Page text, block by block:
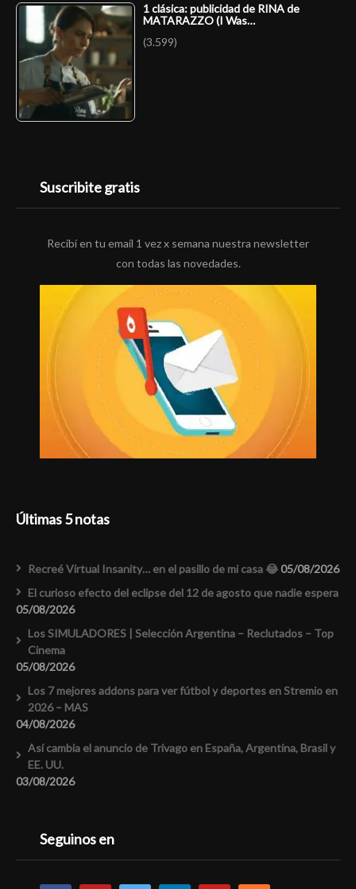
1 clásica: publicidad de RINA de
MATARAZZO (I Was…
(3.599)
Suscribite gratis
Recibí en tu email 1 vez x semana nuestra newsletter
con todas las novedades.
Últimas 5 notas
Recreé Virtual Insanity… en el pasillo de mi casa 😂05/08/2026
El curioso efecto del eclipse del 12 de agosto que nadie espera
05/08/2026
Los SIMULADORES | Selección Argentina – Reclutados – Top
Cinema
05/08/2026
Los 7 mejores addons para ver fútbol y deportes en Stremio en
2026 – MAS
04/08/2026
Así cambia el anuncio de Trivago en España, Argentina, Brasil y
EE. UU.
03/08/2026
Seguinos en